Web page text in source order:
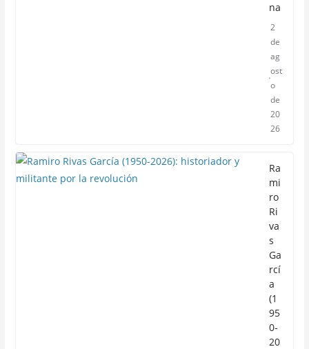
na
2
de
ag
ost
o
de
20
26
Ra
mi
ro
Ri
va
s
Ga
rcí
a
(1
95
0-
20